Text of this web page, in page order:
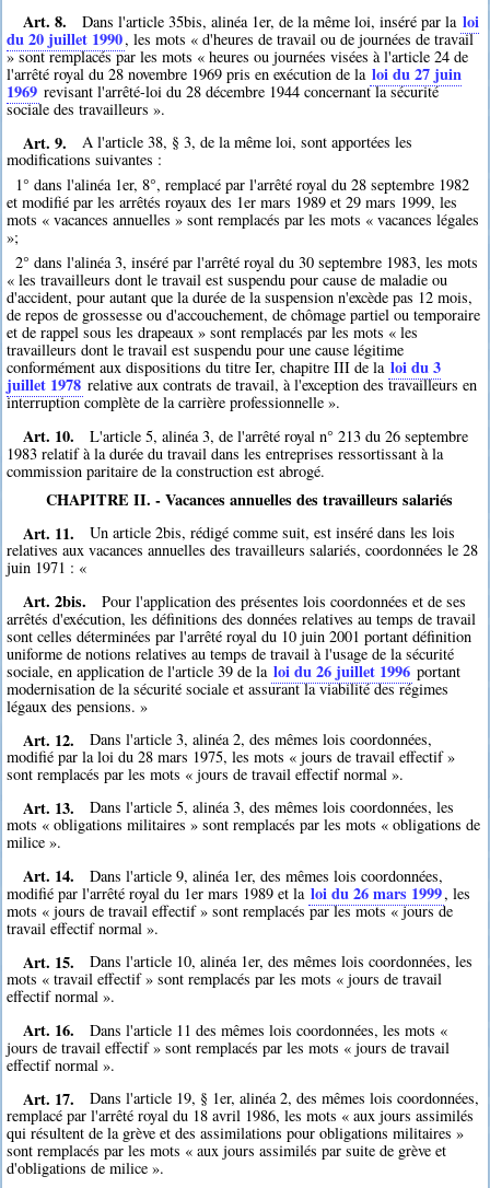
Art. 8. Dans l'article 35bis, alinéa 1er, de la même loi, inséré par la loi
du 20 juillet 1990, les mots « d'heures de travail ou de journées de travail
» sont remplacés par les mots « heures ou journées visées à l'article 24 de
l'arrêté royal du 28 novembre 1969 pris en exécution de la loi du 27 juin
1969 revisant l'arrêté-loi du 28 décembre 1944 concernant la sécurité
sociale des travailleurs ».
Art. 9.
A l'article 38, § 3, de la même loi, sont apportées les
modifications suivantes :
1° dans l'alinéa 1er, 8°, remplacé par l'arrêté royal du 28 septembre 1982
et modifié par les arrêtés royaux des 1er mars 1989 et 29 mars 1999, les
mots « vacances annuelles » sont remplacés par les mots « vacances légales
»;
2° dans l'alinéa 3, inséré par l'arrêté royal du 30 septembre 1983, les mots
« les travailleurs dont le travail est suspendu pour cause de maladie ou
d'accident, pour autant que la durée de la suspension n'excède pas 12 mois,
de repos de grossesse ou d'accouchement, de chômage partiel ou temporaire
et de rappel sous les drapeaux » sont remplacés par les mots « les
travailleurs dont le travail est suspendu pour une cause légitime
conformément aux dispositions du titre Ier, chapitre III de la loi du 3
juillet 1978 relative aux contrats de travail, à l'exception des travailleurs en
interruption complète de la carrière professionnelle ».
Art. 10.
L'article 5, alinéa 3, de l'arrêté royal n° 213 du 26 septembre
1983 relatif à la durée du travail dans les entreprises ressortissant à la
commission paritaire de la construction est abrogé.
CHAPITRE II. - Vacances annuelles des travailleurs salariés
Art. 11.
Un article 2bis, rédigé comme suit, est inséré dans les lois
relatives aux vacances annuelles des travailleurs salariés, coordonnées le 28
juin 1971 : «
Art. 2bis.
Pour l'application des présentes lois coordonnées et de ses
arrêtés d'exécution, les définitions des données relatives au temps de travail
sont celles déterminées par l'arrêté royal du 10 juin 2001 portant définition
uniforme de notions relatives au temps de travail à l'usage de la sécurité
sociale, en application de l'article 39 de la loi du 26 juillet 1996 portant
modernisation de la sécurité sociale et assurant la viabilité des régimes
légaux des pensions. »
Art. 12.
Dans l'article 3, alinéa 2, des mêmes lois coordonnées,
modifié par la loi du 28 mars 1975, les mots « jours de travail effectif »
sont remplacés par les mots « jours de travail effectif normal ».
Art. 13.
Dans l'article 5, alinéa 3, des mêmes lois coordonnées, les
mots « obligations militaires » sont remplacés par les mots « obligations de
milice ».
Art. 14.
Dans l'article 9, alinéa 1er, des mêmes lois coordonnées,
modifié par l'arrêté royal du 1er mars 1989 et la loi du 26 mars 1999, les
mots « jours de travail effectif » sont remplacés par les mots « jours de
travail effectif normal ».
Art. 15.
Dans l'article 10, alinéa 1er, des mêmes lois coordonnées, les
mots « travail effectif » sont remplacés par les mots « jours de travail
effectif normal ».
Art. 16.
Dans l'article 11 des mêmes lois coordonnées, les mots «
jours de travail effectif » sont remplacés par les mots « jours de travail
effectif normal ».
Art. 17.
Dans l'article 19, § 1er, alinéa 2, des mêmes lois coordonnées,
remplacé par l'arrêté royal du 18 avril 1986, les mots « aux jours assimilés
qui résultent de la grève et des assimilations pour obligations militaires »
sont remplacés par les mots « aux jours assimilés par suite de grève et
d'obligations de milice ».